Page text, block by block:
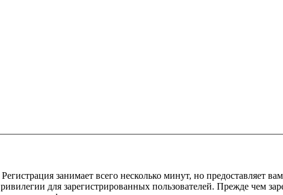
занимает всего несколько минут, но предоставляет
для зарегистрированных пользователей. Прежде чем